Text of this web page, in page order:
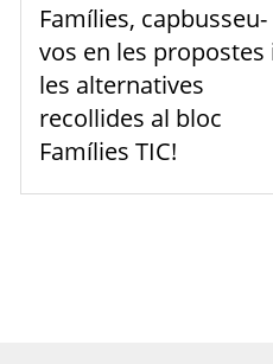
Famílies, capbusseu-
vos en les propostes
les alternatives
recollides al bloc
Famílies TIC!